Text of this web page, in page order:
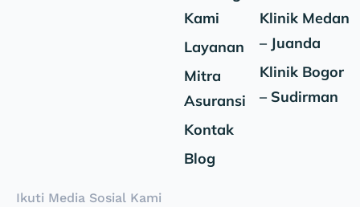
Kami
Layanan
Mitra
Asuransi
Kontak
Blog
Klinik Medan
– Juanda
Klinik Bogor
– Sudirman
Ikuti Media Sosial Kami